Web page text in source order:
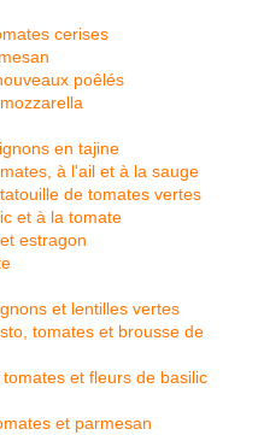
cerises
poêlés
en tajine
à l'ail et à la sauge
de tomates vertes
et à la tomate
estragon
et lentilles vertes
tomates et brousse de
et fleurs de basilic
et parmesan